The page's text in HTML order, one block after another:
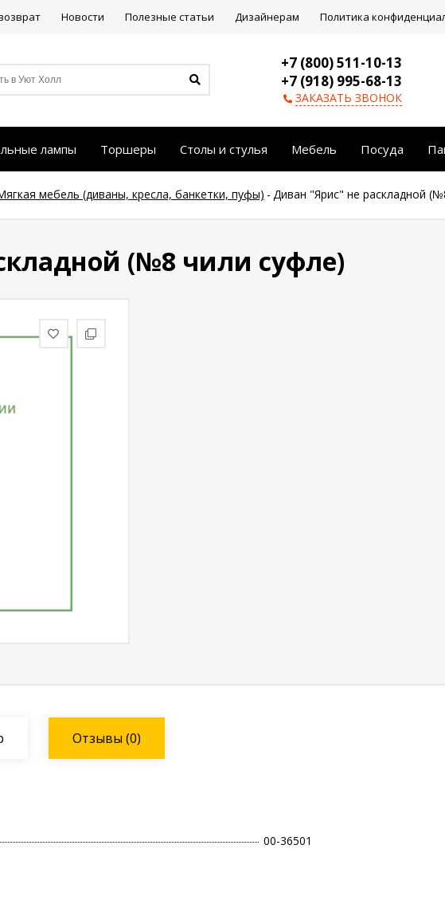
Новости Полезные статьи Дизайнерам Политика
+7 (800) 511-10-13
+7 (918) 995-68-13
ЗАКАЗАТЬ ЗВОНОК
лампы Торшеры Столы и стулья Мебель Посуда
мебель (диваны, кресла, банкетки, пуфы) - Диван "Ярис" не раскладной
(№8 чили суфле)
Отзывы (0)
00-36501